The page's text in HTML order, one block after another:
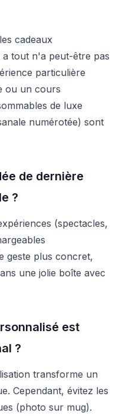
cadeaux
a tout n'a peut-être pas
particulière
ou un cours
de luxe
numérotée) sont
de dernière
?
(spectacles,
geste plus concret,
une jolie boîte avec
est
?
transforme un
Cependant, évitez les
(photo sur mug).